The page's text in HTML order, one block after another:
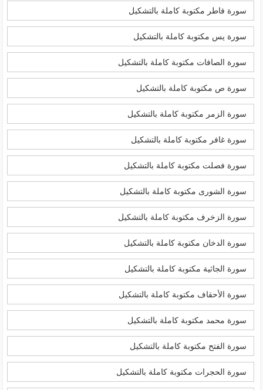
سورة فاطر مكتوبة كاملة بالتشكيل
سورة يس مكتوبة كاملة بالتشكيل
سورة الصافات مكتوبة كاملة بالتشكيل
سورة ص مكتوبة كاملة بالتشكيل
سورة الزمر مكتوبة كاملة بالتشكيل
سورة غافر مكتوبة كاملة بالتشكيل
سورة فصلت مكتوبة كاملة بالتشكيل
سورة الشورى مكتوبة كاملة بالتشكيل
سورة الزخرف مكتوبة كاملة بالتشكيل
سورة الدخان مكتوبة كاملة بالتشكيل
سورة الجاثية مكتوبة كاملة بالتشكيل
سورة الأحقاف مكتوبة كاملة بالتشكيل
سورة محمد مكتوبة كاملة بالتشكيل
سورة الفتح مكتوبة كاملة بالتشكيل
سورة الحجرات مكتوبة كاملة بالتشكيل